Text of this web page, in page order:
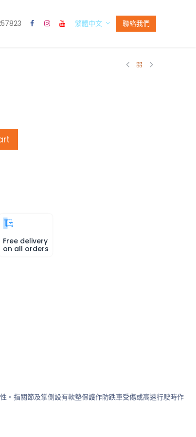
繁體中文 聯絡我們
Free delivery
on all orders
。指關節及掌側設有軟墊保護作防跌車受傷或高速行駛時作